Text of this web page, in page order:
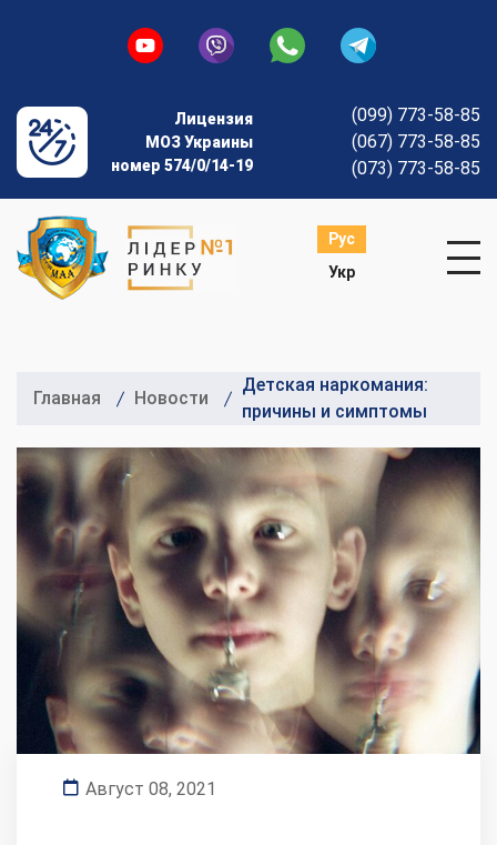
Лицензия
МОЗ Украины
номер 574/0/14-19
(099) 773-58-85
(067) 773-58-85
(073) 773-58-85
Рус
Укр
Главная Новости
Детская наркомания:
причины и симптомы
Август 08, 2021